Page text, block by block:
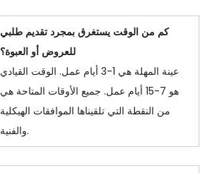
كم من الوقت يستغرق بمجرد تقديم طلبي
للعروض أو العبوة؟
عينة المهلة هي 1-3 أيام عمل. الوقت القيادي
هو 7-15 أيام عمل. جميع الأوقات المتاحة هي
من النقطة التي تلقيناها الموافقات الهيكلية
والفنية.